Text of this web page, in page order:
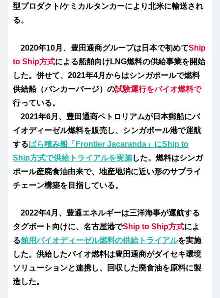
型プロダクト/ケミカルタンカーにより北米に輸送され
る。
2020年10月、豊田通商グループは日本で初めてShip
to Ship方式による船舶向けLNG燃料の供給事業を開始
した。併せて、2021年4月からはシンガポールで燃料
供給船（バンカーバージ）の試験運行をバイオ燃料で
行っている。
2021年6月、豊田通商ペトロリアムが日本郵船にバ
イオディーゼル燃料を販売し、シンガポール港で運航
するばら積み船「Frontier Jacaranda」にShip to
Ship方式で供給トライアルを実施した。燃料はシンガ
ポール産廃食油由来で、地産地消に近い形のサプライ
チェーン構築を目指している。
2022年4月、豊通エネルギーは三洋海事が運航する
タグボート向けに、名古屋港でShip to Ship方式によ
る舶用バイオディーゼル燃料の供給トライアルを実施
した。供給したバイオ燃料は豊田通商がダイセキ環境
ソリューションと連携し、回収した廃食油を原料に製
造した。